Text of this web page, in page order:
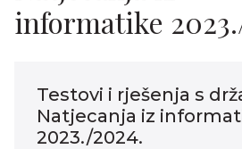
informatike
Testovi i rješenja s
Natjecanja iz
2023./2024.